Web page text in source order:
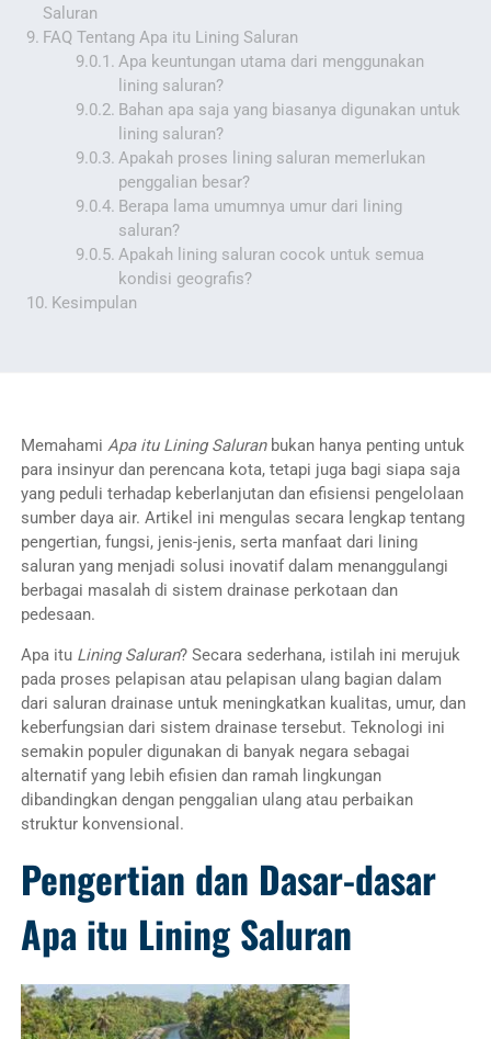
Saluran
FAQ Tentang Apa itu Lining Saluran
Apa keuntungan utama dari menggunakan
lining saluran?
Bahan apa saja yang biasanya digunakan untuk
lining saluran?
Apakah proses lining saluran memerlukan
penggalian besar?
Berapa lama umumnya umur dari lining
saluran?
Apakah lining saluran cocok untuk semua
kondisi geografis?
Kesimpulan
Memahami Apa itu Lining Saluranbukan hanya penting untuk
para insinyur dan perencana kota, tetapi juga bagi siapa saja
yang peduli terhadap keberlanjutan dan efisiensi pengelolaan
sumber daya air. Artikel ini mengulas secara lengkap tentang
pengertian, fungsi, jenis-jenis, serta manfaat dari lining
saluran yang menjadi solusi inovatif dalam menanggulangi
berbagai masalah di sistem drainase perkotaan dan
pedesaan.
Apa itu Lining Saluran? Secara sederhana, istilah ini merujuk
pada proses pelapisan atau pelapisan ulang bagian dalam
dari saluran drainase untuk meningkatkan kualitas, umur, dan
keberfungsian dari sistem drainase tersebut. Teknologi ini
semakin populer digunakan di banyak negara sebagai
alternatif yang lebih efisien dan ramah lingkungan
dibandingkan dengan penggalian ulang atau perbaikan
struktur konvensional.
Pengertian dan Dasar-dasar
Apa itu Lining Saluran